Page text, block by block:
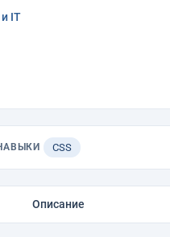
IT
CSS
Описание